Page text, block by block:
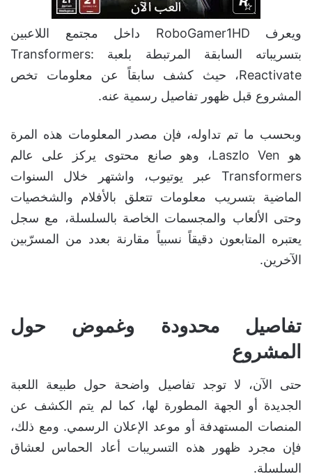
ويعرف RoboGamer1HD داخل مجتمع اللاعبين
بتسريباته السابقة المرتبطة بلعبة Transformers:
Reactivate، حيث كشف سابقاً عن معلومات تخص
المشروع قبل ظهور تفاصيل رسمية عنه.
وبحسب ما تم تداوله، فإن مصدر المعلومات هذه المرة
هو Laszlo Ven، وهو صانع محتوى يركز على عالم
Transformers عبر يوتيوب، واشتهر خلال السنوات
الماضية بتسريب معلومات تتعلق بالأفلام والشخصيات
وحتى الألعاب والمجسمات الخاصة بالسلسلة، مع سجل
يعتبره المتابعون دقيقاً نسبياً مقارنة بعدد من المسرّبين
الآخرين.
تفاصيل محدودة وغموض حول
المشروع
حتى الآن، لا توجد تفاصيل واضحة حول طبيعة اللعبة
الجديدة أو الجهة المطورة لها، كما لم يتم الكشف عن
المنصات المستهدفة أو موعد الإعلان الرسمي. ومع ذلك،
فإن مجرد ظهور هذه التسريبات أعاد الحماس لعشاق
السلسلة.